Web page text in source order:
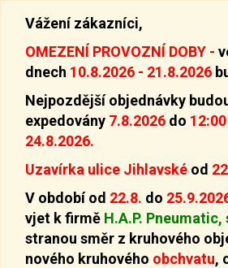
Vážení zákazníci,
OMEZENÍ PROVOZNÍ DOBY -
dnech 10.8.2026 - 21.8.2026
Nejpozdější objednávky
expedovány 7.8.2026 do
24.8.2026.
Uzavírka ulice Jihlavské od
V období od 22.8. do
vjet k firmě H.A.P. Pneumatic,
stranou směr z kruhového
nového kruhového obchvatu,